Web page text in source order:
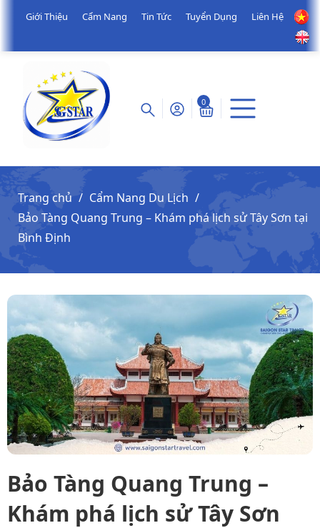
Giới Thiệu Cẩm Nang Tin Tức Tuyển Dụng Liên Hệ
0
Trang chủ
Cẩm Nang Du Lịch
Bảo Tàng Quang Trung – Khám phá lịch sử Tây Sơn tại
Bình Định
Bảo Tàng Quang Trung –
Khám phá lịch sử Tây Sơn